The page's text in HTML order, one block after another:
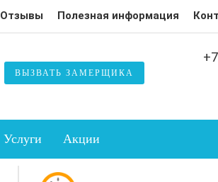
Отзывы Полезная информация
ВЫЗВАТЬ ЗАМЕРЩИКА
Услуги Акции